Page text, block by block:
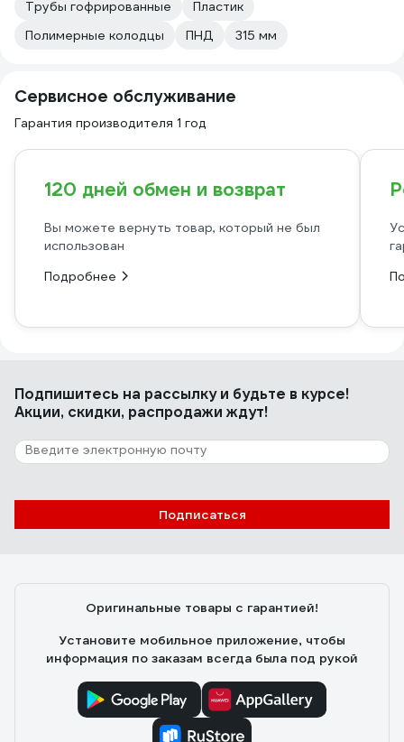
Трубы гофрированные
Пластик
Полимерные колодцы
ПНД 315 мм
Сервисное обслуживание
Гарантия производителя 1 год
120 дней обмен и возврат
Вы можете вернуть товар, который не был
использован
Подробнее
Подпишитесь на рассылкуи будьте в курсе!
Акции, скидки, распродажи ждут!
Подписаться
Оригинальные товары с гарантией!
Установите мобильное приложение, чтобы
информация по заказам всегда была под рукой